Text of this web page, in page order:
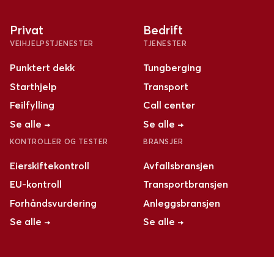
Privat
VEIHJELPSTJENESTER
Punktert dekk
Starthjelp
Feilfylling
Se alle →
KONTROLLER OG TESTER
Eierskiftekontroll
EU-kontroll
Forhåndsvurdering
Se alle →
Bedrift
TJENESTER
Tungberging
Transport
Call center
Se alle →
BRANSJER
Avfallsbransjen
Transportbransjen
Anleggsbransjen
Se alle →